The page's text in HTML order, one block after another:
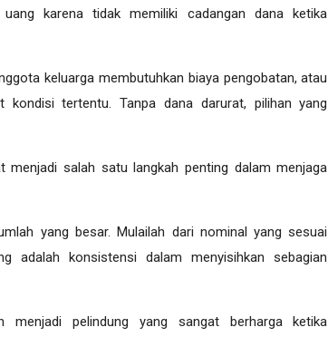
karena tidak memiliki cadangan dana ketika
keluarga membutuhkan biaya pengobatan, atau
kondisi tertentu. Tanpa dana darurat, pilihan yang
menjadi salah satu langkah penting dalam menjaga
yang besar. Mulailah dari nominal yang sesuai
adalah konsistensi dalam menyisihkan sebagian
menjadi pelindung yang sangat berharga ketika